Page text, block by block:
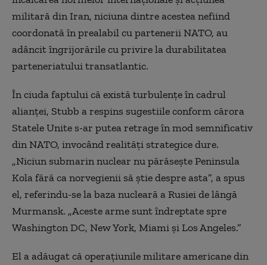
militară din Iran, niciuna dintre acestea nefiind
coordonată în prealabil cu partenerii NATO, au
adâncit îngrijorările cu privire la durabilitatea
parteneriatului transatlantic.
În ciuda faptului că există turbulențe în cadrul
alianței, Stubb a respins sugestiile conform cărora
Statele Unite s-ar putea retrage în mod semnificativ
din NATO, invocând realități strategice dure.
„Niciun submarin nuclear nu părăsește Peninsula
Kolafără ca norvegienii să știe despre asta”, a spus
el, referindu-se la baza nucleară a Rusiei de lângă
Murmansk. „Aceste arme sunt îndreptate spre
Washington DC, New York, Miami și Los Angeles.”
El a adăugat că operațiunile militare americane din